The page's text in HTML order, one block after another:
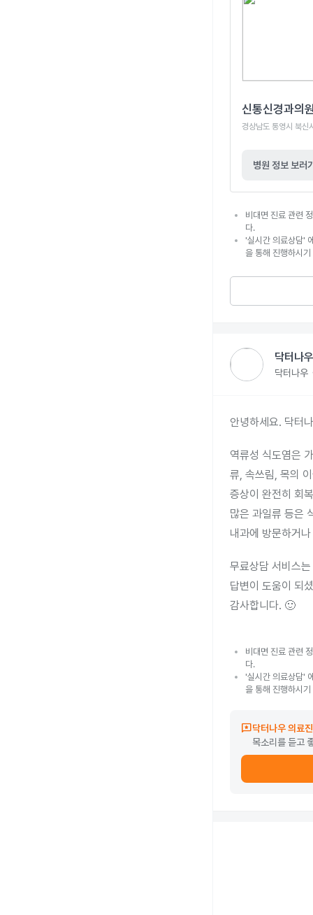
신통신경과의
경상남도 통영시 북
병원 정보 보러
비대면 진료 관련
다.
'실시간 의료상담'
을 통해 진행하시
닥터나
닥터나우
안녕하세요. 닥터
역류성 식도염은
류, 속쓰림, 목의
증상이 완전히 회
많은 과일류 등은
내과에 방문하거
무료상담 서비스
답변이 도움이 되
감사합니다. 🙂
비대면 진료 관련
다.
'실시간 의료상담'
을 통해 진행하시
reviews닥터나우 의료
목소리를 듣고